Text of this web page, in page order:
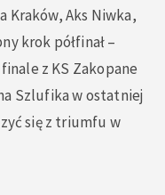
Kraków, Aks Niwka,
krok półfinał –
z KS Zakopane
Szlufika w ostatniej
się z triumfu w